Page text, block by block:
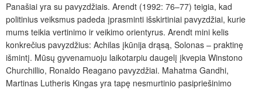
Panašiai yra su pavyzdžiais. Arendt (1992: 76–77) teigia, kad
politinius veiksmus padeda įprasminti išskirtiniai pavyzdžiai, kurie
mums teikia vertinimo ir veikimo orientyrus. Arendt mini kelis
konkrečius pavyzdžius: Achilas įkūnija drąsą, Solonas – praktinę
išmintį. Mūsų gyvenamuoju laikotarpiu daugelį įkvepia Winstono
Churchillio, Ronaldo Reagano pavyzdžiai. Mahatma Gandhi,
Martinas Lutheris Kingas yra tapę nesmurtinio pasipriešinimo